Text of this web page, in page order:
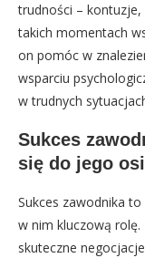
trudności –
takich momentach
on pomóc w
wsparciu
w trudnych
Sukces
się do jego
Sukces zawodnika
w nim kluczową
skuteczne